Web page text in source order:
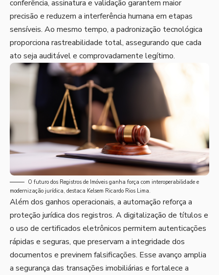
conferência, assinatura e validação garantem maior
precisão e reduzem a interferência humana em etapas
sensíveis. Ao mesmo tempo, a padronização tecnológica
proporciona rastreabilidade total, assegurando que cada
ato seja auditável e comprovadamente legítimo.
O futuro dos Registros de Imóveis ganha força com interoperabilidade e
modernização jurídica, destaca Kelsem Ricardo Rios Lima.
Além dos ganhos operacionais, a automação reforça a
proteção jurídica dos registros. A digitalização de títulos e
o uso de certificados eletrônicos permitem autenticações
rápidas e seguras, que preservam a integridade dos
documentos e previnem falsificações. Esse avanço amplia
a segurança das transações imobiliárias e fortalece a